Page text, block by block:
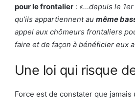
pour le frontalier : «…depuis le
qu’ils appartiennent au même
appel aux chômeurs frontaliers
faire et de façon à bénéficier eux
Une loi qui risque
Force est de constater que jamais